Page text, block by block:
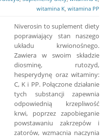
witamina K witamina PP
Niverosin to suplement diety
poprawiający stan naszego
układu krwionośnego.
Zawiera w swoim składzie
diosminę, rutozyd,
hesperydynę oraz witaminy:
C, K i PP. Połączone działanie
tych substancji zapewnia
odpowiednią krzepliwość
krwi, poprzez zapobieganie
powstawaniu zakrzepów i
zatorów, wzmacnia naczynia